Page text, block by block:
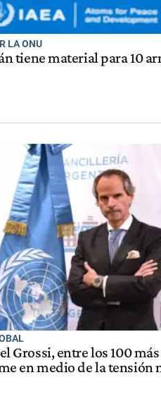
LA ONU
tiene material para 10
Grossi, entre los 100 más
en medio de la tensión